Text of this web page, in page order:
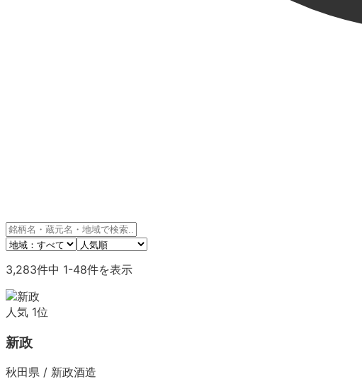
3,283件中 1-48件を表示
人気 1位
新政
秋田県 / 新政酒造